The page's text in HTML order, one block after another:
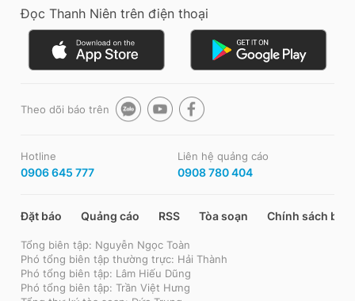
Đọc Thanh Niên trên điện thoại
Theo dõi báo trên
Hotline
0906 645 777
Liên hệ quảng cáo
0908 780 404
Đặt báo Quảng cáo RSS Tòa soạn Chính sách bảo
Tổng biên tập: Nguyễn Ngọc Toàn
Phó tổng biên tập thường trực: Hải Thành
Phó tổng biên tập: Lâm Hiếu Dũng
Phó tổng biên tập: Trần Việt Hưng